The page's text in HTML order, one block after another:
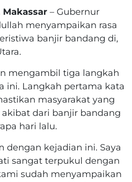
Makassar – Gubernur
menyampaikan rasa
banjir bandang di,
mengambil tiga langkah
ini. Langkah pertama kata
masyarakat yang
dari banjir bandang
hari lalu.
dengan kejadian ini. Saya
sangat terpukul dengan
sudah menyampaikan